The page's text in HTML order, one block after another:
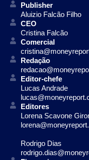
Publisher
Aluizio Falcão Filho
CEO
Cristina Falcão
Comercial
Redação
Editor-chefe
Lucas Andrade
Editores
Lorena Scavone
Rodrigo Dias